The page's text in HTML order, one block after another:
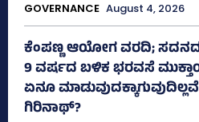
GOVERNANCE August 4, 2026
ಕೆಂಪಣ್ಣ ಆಯೋಗ ವರದಿ;
9 ವರ್ಷದ ಬಳಿಕ ಭರವಸೆ
ಏನೂ
ಗಿರಿನಾಥ್?